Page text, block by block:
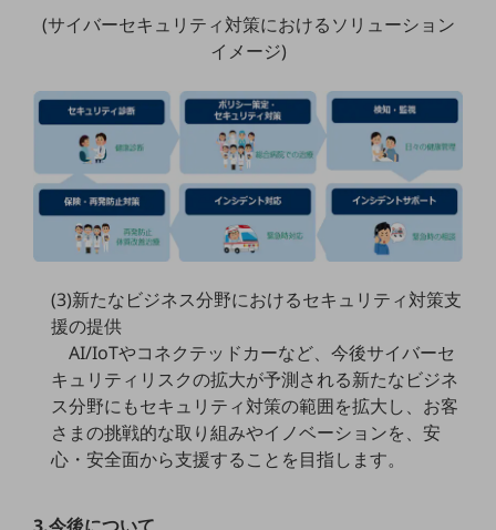
ドコモBiz データ無制限 ドコモ MAX ドコモ mini ドコモBiz かけ放題
ケータイプラン
5Gデータプラス
データプラス
IoT向け回線料金
home5Gプラン
モバイルサービス
端末の一元管理
セキュリティ
運用保守・故障紛失サポート
回線・ネットワーク
(サイバーセキュリティ対策におけるソリューション
イメージ)
(3)新たなビジネス分野におけるセキュリティ対策支
援の提供
AI/IoTやコネクテッドカーなど、今後サイバーセ
キュリティリスクの拡大が予測される新たなビジネ
ス分野にもセキュリティ対策の範囲を拡大し、お客
さまの挑戦的な取り組みやイノベーションを、安
心・安全面から支援することを目指します。